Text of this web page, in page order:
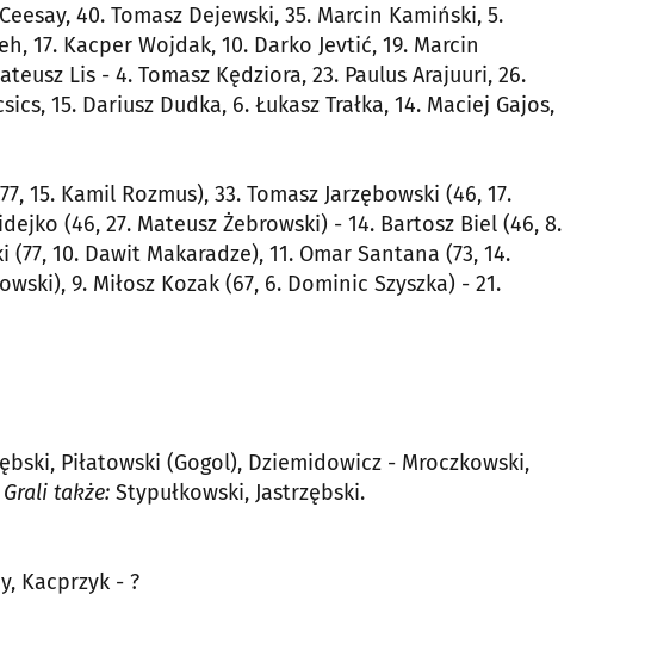
40. Tomasz Dejewski, 35. Marcin Kamiński, 5.
17. Kacper Wojdak, 10. Darko Jevtić, 19. Marcin
Lis - 4. Tomasz Kędziora, 23. Paulus Arajuuri, 26.
15. Dariusz Dudka, 6. Łukasz Trałka, 14. Maciej Gajos,
15. Kamil Rozmus), 33. Tomasz Jarzębowski (46, 17.
(46, 27. Mateusz Żebrowski) - 14. Bartosz Biel (46, 8.
10. Dawit Makaradze), 11. Omar Santana (73, 14.
9. Miłosz Kozak (67, 6. Dominic Szyszka) - 21.
Piłatowski (Gogol), Dziemidowicz - Mroczkowski,
Grali także: Stypułkowski, Jastrzębski.
Kacprzyk - ?